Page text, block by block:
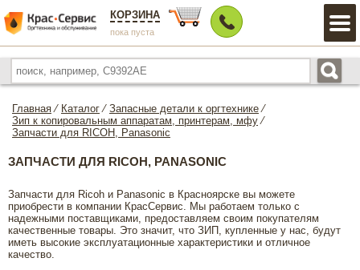
КОРЗИНА
пока пуста
Главная ⁄ Каталог ⁄ Запасные детали к оргтехнике ⁄
Зип к копировальным аппаратам, принтерам, мфу ⁄
Запчасти для RICOH, Panasonic
ЗАПЧАСТИ ДЛЯ RICOH, PANASONIC
Запчасти для Ricoh и Panasonic в Красноярске вы можете
приобрести в компании КрасСервис. Мы работаем только с
надежными поставщиками, предоставляем своим покупателям
качественные товары. Это значит, что ЗИП, купленные у нас, будут
иметь высокие эксплуатационные характеристики и отличное
качество.